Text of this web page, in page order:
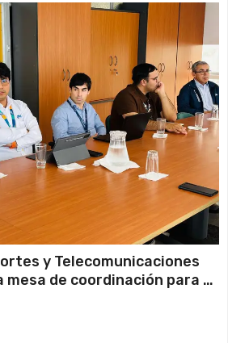
30°C
y Telecomunicaciones
de coordinación para el
desuso en Iquique